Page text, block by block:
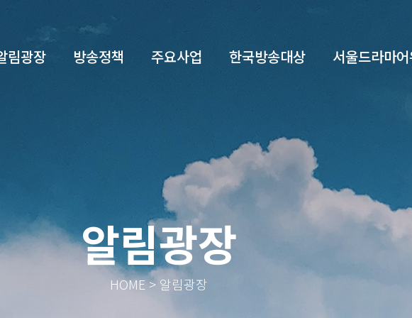
림광장 방송정책 주요사업 한국방송대상 서울드라마
알림광장
HOME > 알림광장